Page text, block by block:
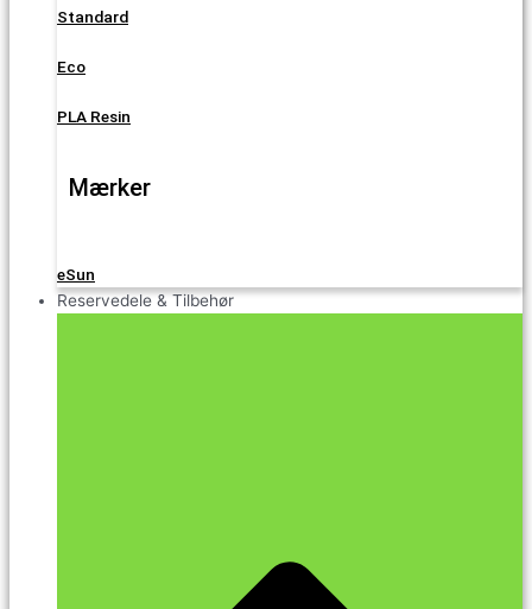
Standard
Eco
PLA Resin
Mærker
eSun
Reservedele & Tilbehør